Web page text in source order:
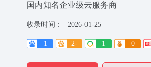
国内知名企业级云服务商
收录时间： 2026-01-25
1 2- 1 0